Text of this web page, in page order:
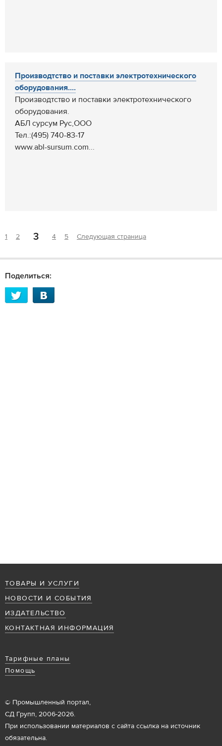
Производтство и поставки электротехнического
оборудования....
Производтство и поставки электротехнического
оборудования.
АБЛ сурсум Рус,ООО
Тел.:(495) 740-83-17
www.abl-sursum.com...
1 2 3 4 5 Следующая страница
Поделиться:
ТОВАРЫ И УСЛУГИ
НОВОСТИ И СОБЫТИЯ
ИЗДАТЕЛЬСТВО
КОНТАКТНАЯ ИНФОРМАЦИЯ
Тарифные планы
Помощь
© Промышленный портал,
СД Групп, 2006-2026.
При использовании материалов с сайта ссылка на источник
обязательна.